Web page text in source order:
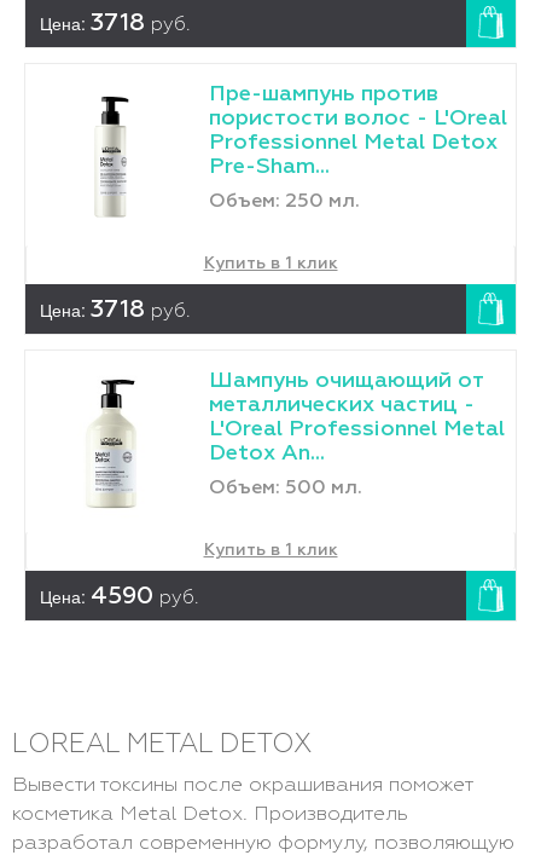
Цена: 3718 руб.
Пре-шампунь против
пористости волос - L'Оreal
Professionnel Metal Detox
Pre-Sham...
Объем: 250 мл.
Купить в 1 клик
Цена: 3718 руб.
Шампунь очищающий от
металлических частиц -
L'Оreal Professionnel Metal
Detox An...
Объем: 500 мл.
Купить в 1 клик
Цена: 4590 руб.
LОREAL METAL DETOX
Вывести токсины после окрашивания поможет
косметика Metal Detox. Производитель
разработал современную формулу, позволяющую